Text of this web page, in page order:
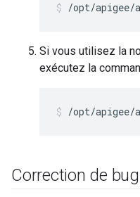
/opt/
Si vous utilisez la
exécutez la
/opt/
Correction de